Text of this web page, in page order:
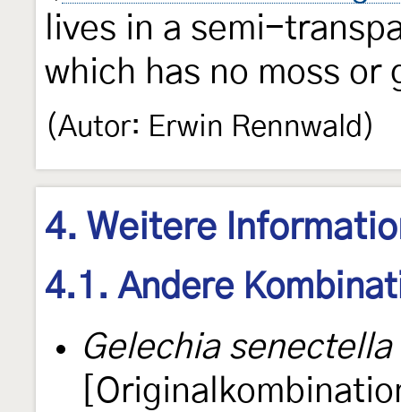
lives in a semi-
which has no moss or
(Autor: Erwin Rennwald)
4. Weitere
4.1. Andere
Gelechia senectella